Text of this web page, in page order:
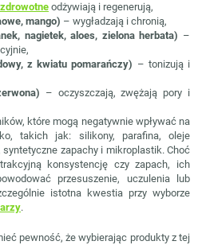
odżywiają i regenerują,
mango) – wygładzają i chronią,
nagietek, aloes, zielona herbata) –
z kwiatu pomarańczy) – tonizują i
– oczyszczają, zwężają pory i
które mogą negatywnie wpływać na
takich jak: silikony, parafina, oleje
syntetyczne zapachy i mikroplastik. Choć
konsystencję czy zapach, ich
przesuszenie, uczulenia lub
istotna kwestia przy wyborze
.
pewność, że wybierając produkty z tej